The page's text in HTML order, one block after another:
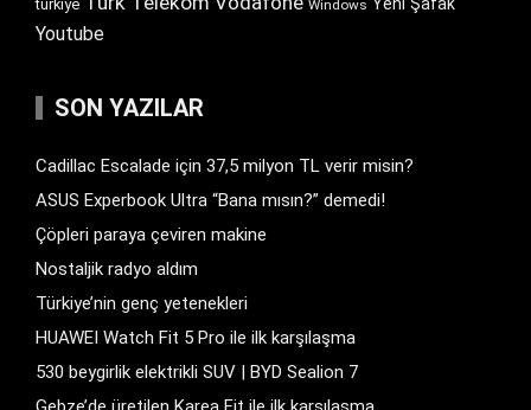
türkiye Windows
Youtube
SON YAZILAR
Cadillac Escalade için 37,5 milyon TL verir misin?
ASUS Experbook Ultra “Bana mısın?” demedi!
Çöpleri paraya çeviren makine
Nostaljik radyo aldım
Türkiye’nin genç yetenekleri
HUAWEI Watch Fit 5 Pro ile ilk karşılaşma
530 beygirlik elektrikli SUV | BYD Sealion 7